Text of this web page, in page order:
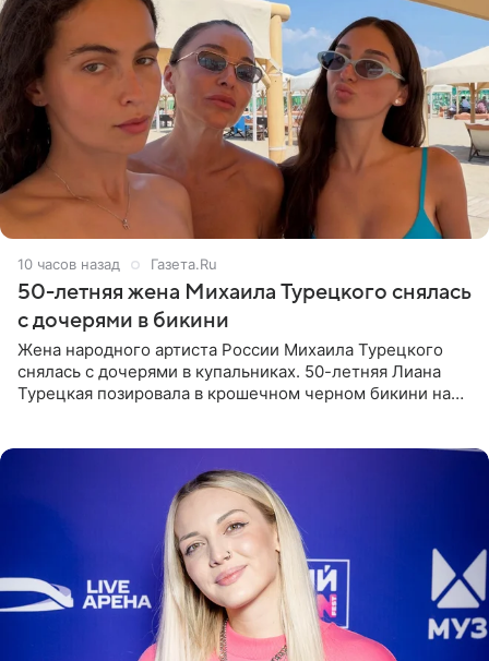
10 часов назад Газета.Ru
50-летняя жена Михаила Турецкого снялась
с дочерями в бикини
Жена народного артиста России Михаила Турецкого
снялась с дочерями в купальниках. 50-летняя Лиана
Турецкая позировала в крошечном черном бикини на